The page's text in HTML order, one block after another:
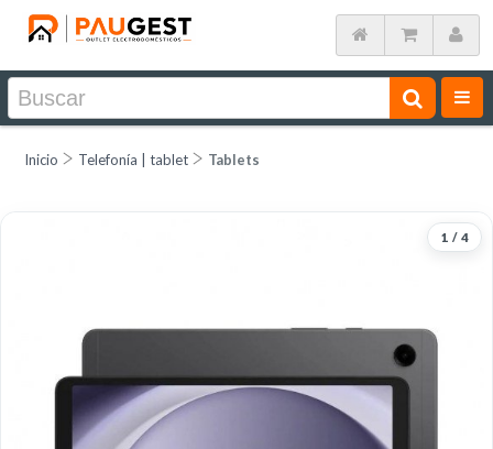
Inicio Telefonía | tablet Tablets
1 / 4